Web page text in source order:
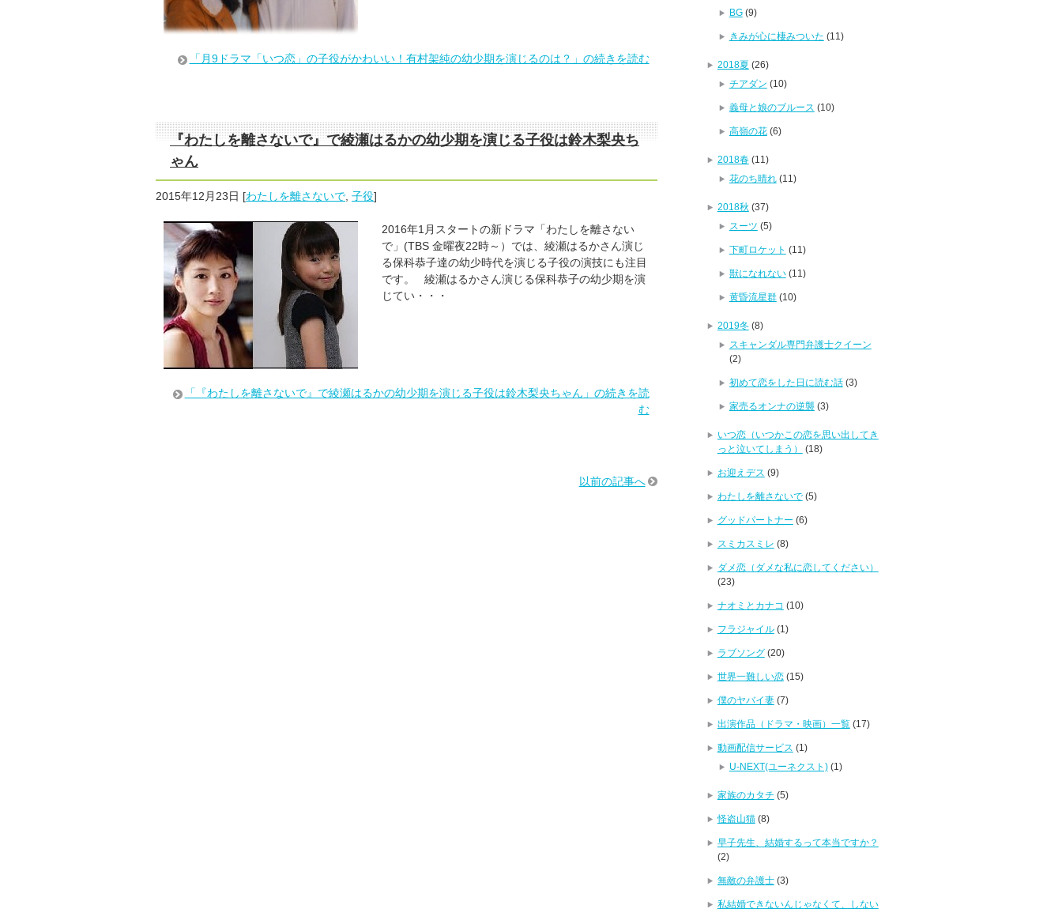
「月9ドラマ「いつ恋」の子役がかわいい！有村架純の幼少期を演じるのは？」の続きを読む
『わたしを離さないで』で綾瀬はるかの幼少期を演じる子役は鈴木梨央ち
ゃん
2015年12月23日 [わたしを離さないで 子役]
2016年1月スタートの新ドラマ「わたしを離さない
で」(TBS 金曜夜22時～）では、綾瀬はるかさん演じ
る保科恭子達の幼少時代を演じる子役の演技にも注目
です。 綾瀬はるかさん演じる保科恭子の幼少期を演
じてい・・・
「『わたしを離さないで』で綾瀬はるかの幼少期を演じる子役は鈴木梨央ちゃん」の続きを読
む
以前の記事へ
BG(9)
きみが心に棲みついた (11)
2018夏 (26)
チアダン (10)
義母と娘のブルース (10)
高嶺の花(6)
2018春(11)
花のち晴れ(11)
2018秋 (37)
スーツ (5)
下町ロケット (11)
獣になれない(11)
黄昏流星群(10)
2019冬(8)
スキャンダル専門弁護士クイーン
(2)
初めて恋をした日に読む話(3)
家売るオンナの逆襲(3)
いつ恋（いつかこの恋を思い出してき
っと泣いてしまう）
(18)
お迎えデス (9)
わたしを離さないで(5)
グッドパートナー (6)
スミカスミレ (8)
ダメ恋（ダメな私に恋してください）
(23)
ナオミとカナコ (10)
フラジャイル(1)
ラブソング(20)
世界一難しい恋(15)
僕のヤバイ妻(7)
出演作品（ドラマ・映画）一覧(17)
動画配信サービス (1)
U-NEXT(ユーネクスト)(1)
家族のカタチ (5)
怪盗山猫(8)
早子先生、結婚するって本当ですか？
(2)
無敵の弁護士(3)
私結婚できないんじゃなくて、しない